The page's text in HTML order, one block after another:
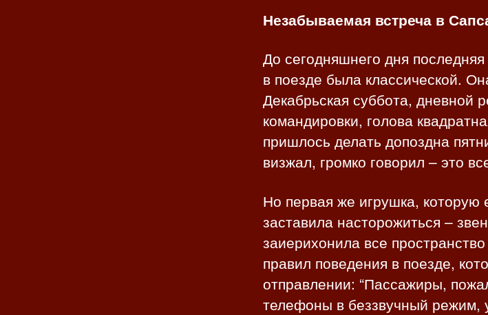
Незабываемая встреча в
До сегодняшнего дня
в поезде была классической.
Декабрьская суббота, дневной
командировки, голова
пришлось делать допоздна
визжал, громко говорил – это
Но первая же игрушка,
заставила насторожиться –
заиерихонила все
правил поведения в поезде,
отправлении: “Пассажиры,
телефоны в беззвучный режим,